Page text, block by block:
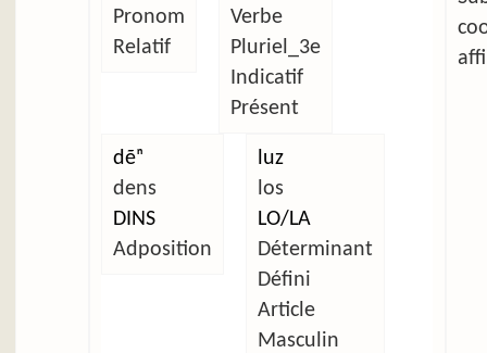
Pronom
Relatif
Verbe
Pluriel_3e
Indicatif
Présent
dẽⁿ
dens
DINS
Adposition
luz
los
LO/LA
Déterminant
Défini
Article
Masculin